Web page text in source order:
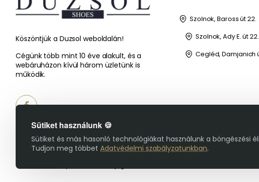
Sütiket használunk 🍪
Sütiket és más hasonló technológiákat használunk a böngészési
Tudjon meg többet Adatvédelmi szabályzatunkban.
Köszöntjük a Duzsol weboldalán!
Cégünk több mint 10 éve alakult, és a
webáruházon kívül három üzletünk is
működik.
Szolnok, Baross út 22.
Szolnok, Ady E. út 22.
Cegléd, Damjanich
© 2025 Duzsol Cipőbolt - Minden jog fenntartva!